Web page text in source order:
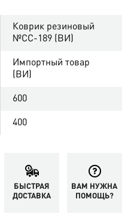
Коврик резиновый
№CC-189 (ВИ)
Импортный товар
(ВИ)
600
400
БЫСТРАЯ
ДОСТАВКА
ВАМ НУЖНА
ПОМОЩЬ?